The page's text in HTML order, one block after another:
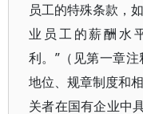
员工的特殊条款，
业员工的薪酬水
利。”（见第一章
地位、规章制度和
关者在国有企业中